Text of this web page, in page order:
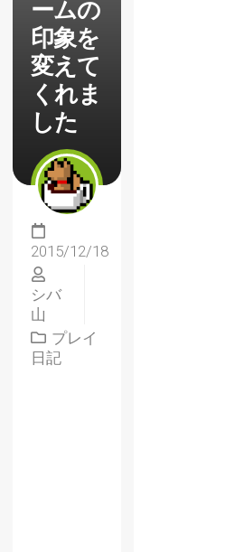
ームの
印象を
変えて
くれま
した
2015/12/18
シバ
山
プレイ
日記